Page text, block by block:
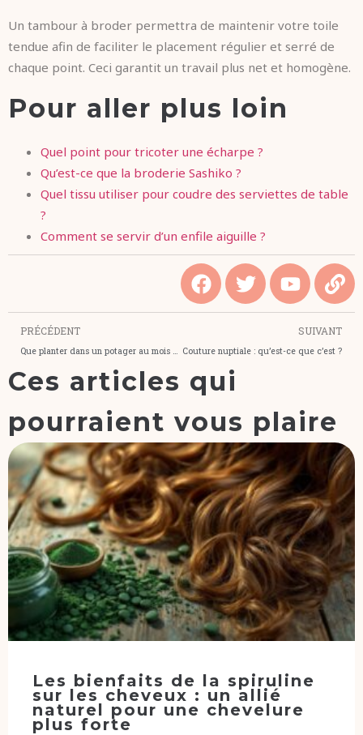
Un tambour à broder permettra de maintenir votre toile
tendue afin de faciliter le placement régulier et serré de
chaque point. Ceci garantit un travail plus net et homogène.
Pour aller plus loin
Quel point pour tricoter une écharpe ?
Qu’est-ce que la broderie Sashiko ?
Quel tissu utiliser pour coudre des serviettes de table
?
Comment se servir d’un enfile aiguille ?
PRÉCÉDENT
Que planter dans un potager au mois d’octobre ?
SUIVANT
Couture nuptiale : qu’est-ce que c’est ?
Ces articles qui
pourraient vous plaire
Les bienfaits de la spiruline
sur les cheveux : un allié
naturel pour une chevelure
plus forte